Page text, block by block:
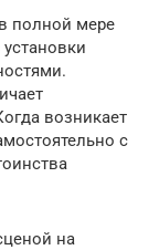
полной мере
возникает
с
на